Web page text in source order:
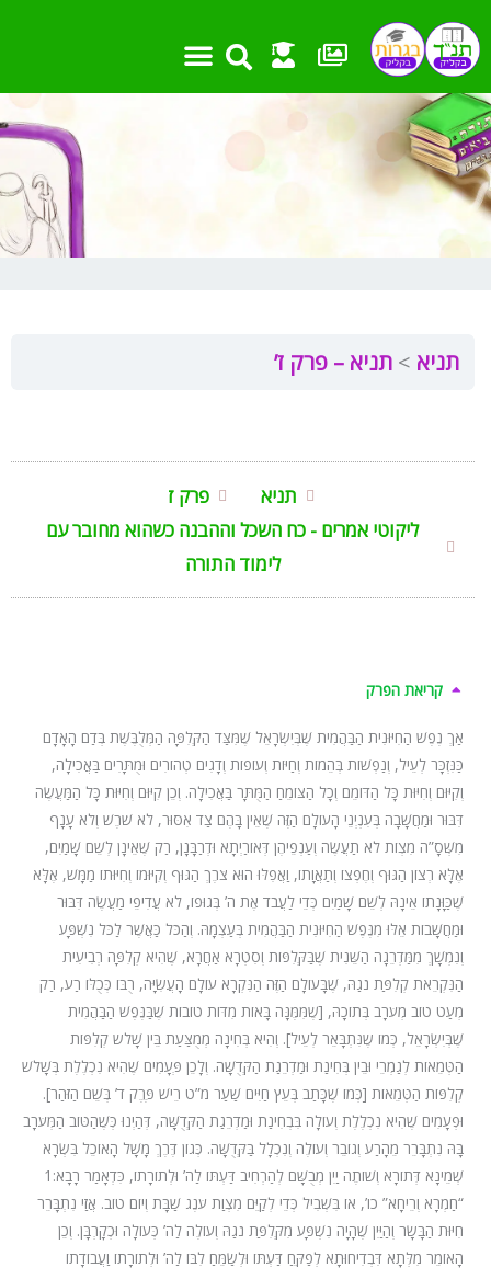
לתוכן
תניא תניא – פרק ז’
תניא
פרק ז
ליקוטי אמרים - כח השכל וההבנה כשהוא מחובר עם
לימוד התורה
קריאת הפרק
אַךְ נֶפֶשׁ הַחִיּוּנִית הַבַּהֲמִית שֶׁבְּיִשְׂרָאֵל שֶׁמִּצַּד הַקְּלִפָּה הַמְּלֻבֶּשֶׁת בְּדַם הָאָדָם
כַּנִּזְכָּר לְעֵיל, וְנַפְשׁוֹת בְּהֵמוֹת וְחַיּוֹת וְעוֹפוֹת וְדָגִים טְהוֹרִים וּמֻתָּרִים בַּאֲכִילָה,
וְקִיּוּם וְחִיּוּת כָּל הַדּוֹמֵם וְכָל הַצּוֹמֵחַ הַמֻּתָּר בַּאֲכִילָה. וְכֵן קִיּוּם וְחִיּוּת כָּל הַמַּעֲשֶׂה
דִּבּוּר וּמַחֲשָׁבָה בְּעִנְיְנֵי הָעוֹלָם הַזֶּה שֶׁאֵין בָּהֶם צַד אִסּוּר, לֹא שֹׁרֶשׁ וְלֹא עָנָף
מִשְּׁסָ”ה מִצְוֹת לֹא תַעֲשֶׂה וְעַנְפֵיהֶן דְּאוֹרַיְתָא וּדְרַבָּנָן, רַק שֶׁאֵינָן לְשֵׁם שָׁמַיִם,
אֶלָּא רְצוֹן הַגּוּף וְחֶפְצוֹ וְתַאֲוָתוֹ, וַאֲפִלּוּ הוּא צֹרֶךְ הַגּוּף וְקִיּוּמוֹ וְחִיּוּתוֹ מַמָּשׁ, אֶלָּא
שֶׁכַּוָּנָתוֹ אֵינָהּ לְשֵׁם שָׁמַיִם כְּדֵי לַעֲבֹד אֶת ה’ בְּגוּפוֹ, לֹא עֲדִיפֵי מַעֲשֶׂה דִּבּוּר
וּמַחֲשָׁבוֹת אֵלּוּ מִנֶּפֶשׁ הַחִיּוּנִית הַבַּהֲמִית בְּעַצְמָהּ. וְהַכֹּל כַּאֲשֶׁר לַכֹּל נִשְׁפָּע
וְנִמְשָׁךְ מִמַּדְרֵגָה הַשֵּׁנִית שֶׁבַּקְּלִפּוֹת וְסִטְרָא אַחֲרָא, שֶׁהִיא קְלִפָּה רְבִיעִית
הַנִּקְרֵאת קְלִפַּת נֹגַהּ, שֶׁבָּעוֹלָם הַזֶּה הַנִּקְרָא עוֹלָם הָעֲשִׂיָּה, רֻבּוֹ כְּכֻלּוֹ רַע, רַק
מְעַט טוֹב מְעֹרָב בְּתוֹכָהּ, [שֶׁמִּמֶּנָּה בָּאוֹת מִדּוֹת טוֹבוֹת שֶׁבַּנֶּפֶשׁ הַבַּהֲמִית
שֶׁבְּיִשְׂרָאֵל, כְּמוֹ שֶנִּתְבָּאֵר לְעֵיל]. וְהִיא בְּחִינָה מְמֻצַּעַת בֵּין שָׁלֹש קְלִפּוֹת
הַטְּמֵאוֹת לְגַמְרֵי וּבֵין בְּחִינַת וּמַדְרֵגַת הַקְּדֻשָּׁה. וְלָכֵן פְּעָמִים שֶׁהִיא נִכְלֶלֶת בְּשָׁלֹשׁ
קְלִפּוֹת הַטְּמֵאוֹת [כְּמוֹ שֶׁכָּתַב בְּעֵץ חַיִּים שַׁעַר מ”ט רֵישׁ פֶּרֶק ד’ בְּשֵׁם הַזֹּהַר].
וּפְעָמִים שֶׁהִיא נִכְלֶלֶת וְעוֹלָה בִּבְחִינַת וּמַדְרֵגַת הַקְּדֻשָּׁה, דְּהַיְנוּ כְּשֶׁהַטּוֹב הַמְּעֹרָב
בָּהּ נִתְבָּרֵר מֵהָרַע וְגוֹבֵר וְעוֹלֶה וְנִכְלָל בַּקְּדֻשָּׁה. כְּגוֹן דֶּרֶךְ מָשָׁל הָאוֹכֵל בִּשְׂרָא
שְׁמֵינָא דְּתוֹרָא וְשׁוֹתֶה יַיִן מְבֻשָּׁם לְהַרְחִיב דַּעְתּוֹ לַה’ וּלְתוֹרָתוֹ, כִּדְאָמַר רָבָא:1
“חַמְרָא וְרֵיחָא” כו’, אוֹ בִּשְׁבִיל כְּדֵי לְקַיֵּם מִצְוַת עֹנֶג שַׁבָּת וְיוֹם טוֹב. אֲזַי נִתְבָּרֵר
חִיּוּת הַבָּשָׂר וְהַיַּיִן שֶׁהָיָה נִשְׁפָּע מִקְּלִפַּת נֹגַהּ וְעוֹלֶה לַה’ כְּעוֹלָה וּכְקָרְבָּן. וְכֵן
הָאוֹמֵר מִלְּתָא דִּבְדִיחוּתָא לְפַקֵּחַ דַּעְתּוֹ וּלְשַׂמֵּחַ לִבּוֹ לַה’ וּלְתוֹרָתוֹ וַעֲבוֹדָתוֹ